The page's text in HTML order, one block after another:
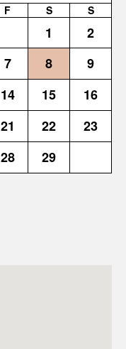
F S S
1
2
7 8
9
14 15
16
21 22
23
28 29